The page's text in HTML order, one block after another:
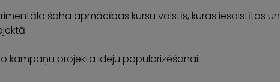
šaha apmācības kursu valstīs, kuras iesaistītas un
kampaņu projekta ideju popularizēšanai.